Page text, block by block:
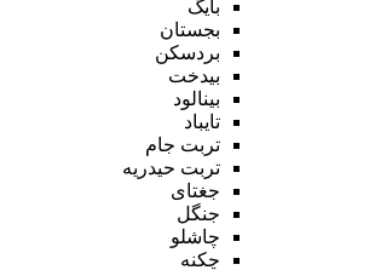
بایگ
بجستان
بردسکن
بیدخت
بینالود
تایباد
تربت جام
تربت حیدریه
جغتای
جنگل
چاشلو
چکنه